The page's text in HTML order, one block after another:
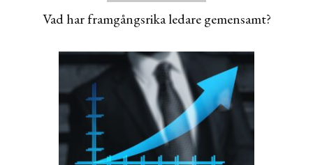
Vad har framgångsrika ledare gemensamt?